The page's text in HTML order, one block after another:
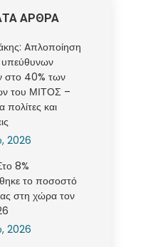
ΑΡΘΡΑ
Aπλοποίηση
στο 40% των
του ΜΙΤΟΣ –
πολίτες και
2026
8%
το ποσοστό
στη χώρα τον
2026